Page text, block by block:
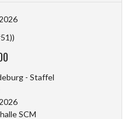
- Staffel
SCM